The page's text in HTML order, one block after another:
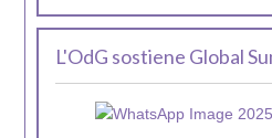
L'OdG sostiene Global